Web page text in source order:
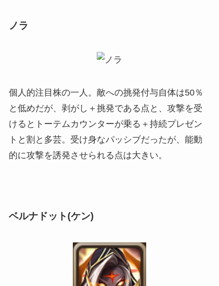
ノラ
個人的注目株の一人。敵への挑発付与自体は50％
と低めだが、剥がし＋挑発である点と、攻撃を受
けるとトーテムカウンターが乗る＋持続プレゼン
トと割と多芸。受け身なパッシブだったが、能動
的に攻撃を誘発させられる点は大きい。
ベルナドット(ケン)